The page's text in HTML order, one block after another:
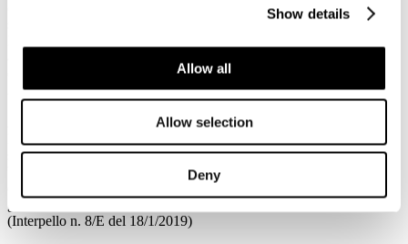
Show details
Allow all
Allow selection
Deny
consultarla con il servizio messo a disposizione dall’Agenzia dal
(FAQ n. 55 del 22/1/2019 e “Il Sole 24 Ore” del 25/1/2019, pag.
20)
A.2.3. IVA: Aliquota ridotta al 10% per integratori alimentari
L’Agenzia delle Entrate ha specificato che gli integratori alimentari
scontano l’aliquota del 10% in quanto rientrano nella categoria di
beni di cui al punto 80) della Tabella A, Parte III, DPR 633/72
(“Preparazioni alimentari non nominate né comprese altrove, esclusi
(Interpello n. 8/E del 18/1/2019)